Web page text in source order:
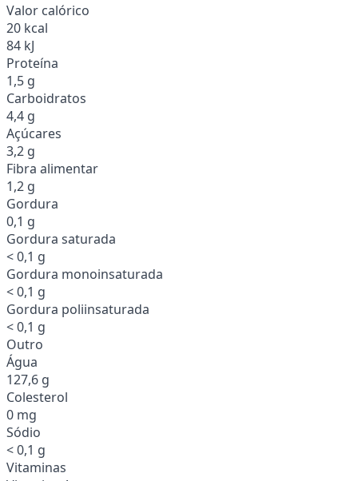
Valor calórico
20 kcal
84 kJ
Proteína
1,5 g
Carboidratos
4,4 g
Açúcares
3,2 g
Fibra alimentar
1,2 g
Gordura
0,1 g
Gordura saturada
< 0,1 g
Gordura monoinsaturada
< 0,1 g
Gordura poliinsaturada
< 0,1 g
Outro
Água
127,6 g
Colesterol
0 mg
Sódio
< 0,1 g
Vitaminas